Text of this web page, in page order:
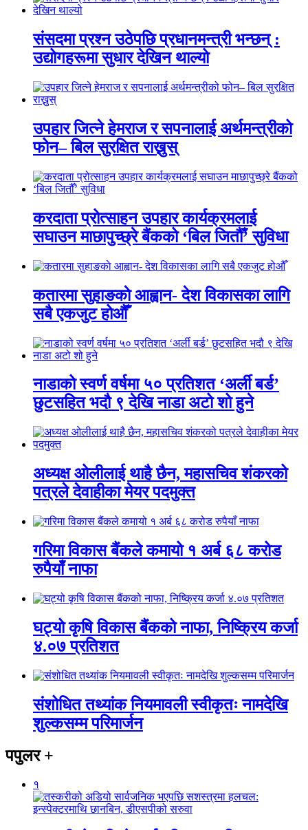
संसदमा प्रश्न उठेपछि प्रधानमन्त्री भन्छन् :
उद्योगहरूमा सुधार देखिन थाल्यो
उपहार जित्ने हेमराज र सपनालाई अर्थमन्त्रीको
फोन– बिल सुरक्षित राख्नुस्
करदाता प्रोत्साहन उपहार कार्यक्रमलाई
सघाउन माछापुच्छ्रे बैंकको ‘बिल जितौँ’ सुविधा
कतारमा सुहाङकाे आह्वान- देश विकासका लागि
सबै एकजुट होऔँ
नाडाको स्वर्ण वर्षमा ५० प्रतिशत ‘अर्ली बर्ड’
छुटसहित भदौ ९ देखि नाडा अटो शो हुने
अध्यक्ष ओलीलाई थाहै छैन, महासचिव शंकरको
पत्रले देवाहीका मेयर पदमुक्त
गरिमा विकास बैंकले कमायो १ अर्ब ६८ करोड
रुपैयाँ नाफा
घट्यो कृषि विकास बैंकको नाफा, निष्क्रिय कर्जा
४.०७ प्रतिशत
संशोधित तथ्यांक नियमावली स्वीकृतः नामदेखि
शुल्कसम्म परिमार्जन
पपुलर+
१